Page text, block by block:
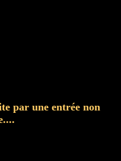
par une entrée non